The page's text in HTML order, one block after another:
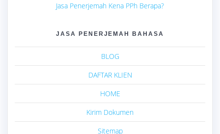
Jasa Penerjemah Kena PPh Berapa?
JASA PENERJEMAH BAHASA
BLOG
DAFTAR KLIEN
HOME
Kirim Dokumen
Sitemap